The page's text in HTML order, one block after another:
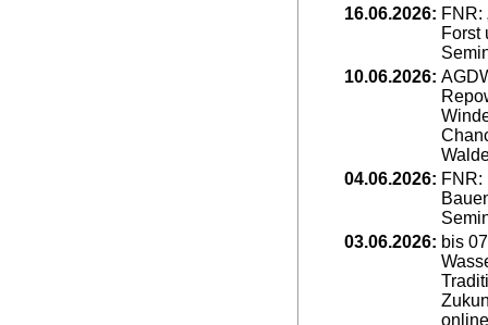
16.06.2026: FNR:
Forst
10.06.2026:
04.06.2026: FNR:
03.06.2026: bis